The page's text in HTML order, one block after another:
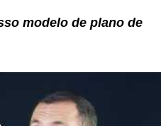
modelo de plano de